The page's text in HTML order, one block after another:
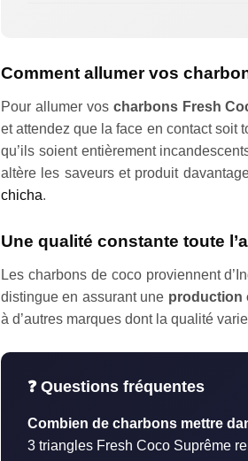
Comment allumer vos
Pour allumer vos charbons Fresh
et attendez que la face en contact soit
qu’ils soient entièrement
altère les saveurs et produit
chicha.
Une qualité constante toute
Les charbons de coco proviennent
distingue en assurant une production
à d’autres marques dont la qualité
❓ Questions fréquentes
Combien de charbons mettre
3 triangles Fresh Coco Suprême